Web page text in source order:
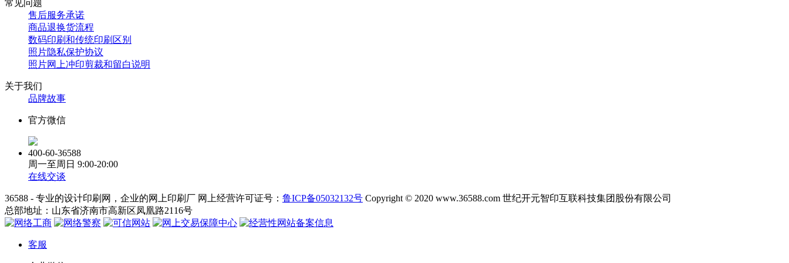
常见问题
售后服务承诺
商品退换货流程
数码印刷和传统印刷区别
照片隐私保护协议
照片网上冲印剪裁和留白说明
关于我们
品牌故事
官方微信
400-60-36588
周一至周日 9:00-20:00
在线交谈
36588 - 专业的设计印刷网，企业的网上印刷厂 网上经营许可证号： 鲁ICP备05032132号 Copyright © 2020 www.36588.com 世纪开元智印互联科技集团股份有限公司
总部地址：山东省济南市高新区凤凰路2116号
客服